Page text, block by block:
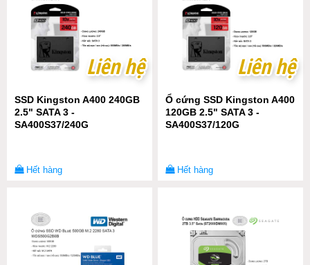
Liên hệ
Liên hệ
SSD Kingston A400 240GB
2.5" SATA 3 -
SA400S37/240G
Hết hàng
Liên hệ
Liên hệ
Ổ cứng SSD Kingston A400
120GB 2.5" SATA 3 -
SA400S37/120G
Hết hàng